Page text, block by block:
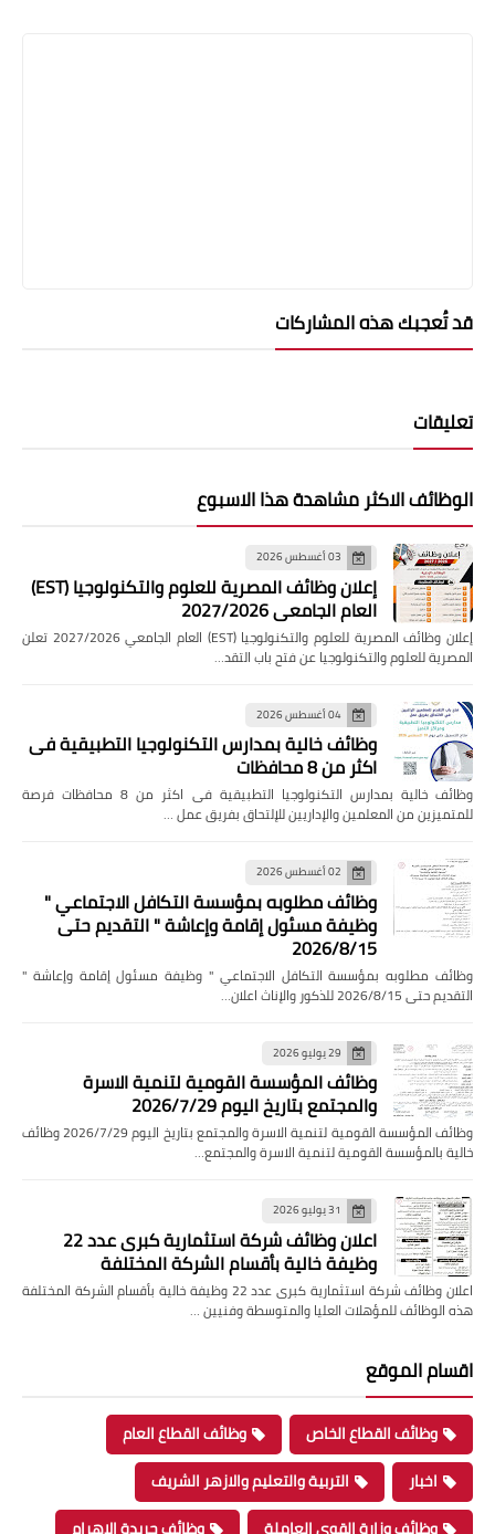
قد تُعجبك هذه المشاركات
تعليقات
الوظائف الاكثر مشاهدة هذا الاسبوع
03 أغسطس 2026
إعلان وظائف المصرية للعلوم والتكنولوجيا (EST)
العام الجامعي 2027/2026
إعلان وظائف المصرية للعلوم والتكنولوجيا (EST) العام الجامعي 2027/2026 تعلن
المصرية للعلوم والتكنولوجيا عن فتح باب التقد…
04 أغسطس 2026
وظائف خالية بمدارس التكنولوجيا التطبيقية فى
اكثر من 8 محافظات
وظائف خالية بمدارس التكنولوجيا التطبيقية فى اكثر من 8 محافظات فرصة
للمتميزين من المعلمين والإداريين للإلتحاق بفريق عمل …
02 أغسطس 2026
وظائف مطلوبه بمؤسسة التكافل الاجتماعي "
وظيفة مسئول إقامة وإعاشة " التقديم حتى
2026/8/15
وظائف مطلوبه بمؤسسة التكافل الاجتماعي " وظيفة مسئول إقامة وإعاشة "
التقديم حتى 2026/8/15 للذكور والإناث اعلان…
29 يوليو 2026
وظائف المؤسسة القومية لتنمية الاسرة
والمجتمع بتاريخ اليوم 2026/7/29
وظائف المؤسسة القومية لتنمية الاسرة والمجتمع بتاريخ اليوم 2026/7/29 وظائف
خالية بالمؤسسة القومية لتنمية الاسرة والمجتمع…
31 يوليو 2026
اعلان وظائف شركة استثمارية كبرى عدد 22
وظيفة خالية بأقسام الشركة المختلفة
اعلان وظائف شركة استثمارية كبرى عدد 22 وظيفة خالية بأقسام الشركة المختلفة
هذه الوظائف للمؤهلات العليا والمتوسطة وفنيين …
اقسام الموقع
وظائف القطاع الخاص
وظائف القطاع العام
اخبار
التربية والتعليم والازهر الشريف